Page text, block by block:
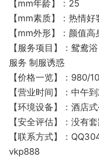
【mm年龄】：25
【mm素质】：热情好
【mm外形】：颜值高
【服务项目】：鸳鸯
服务 制服诱惑
【价格一览】：980/
【营业时间】：中午
【环境设备】：酒店
【安全评估】：没有
【联系方式】：
vkp888